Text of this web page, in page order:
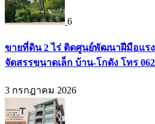
6
ขายที่ดิน 2 ไร่ ติดศูนย์พัฒนาฝีมือแร
จัดสรรขนาดเล็ก บ้าน-โกดัง โทร
3 กรกฎาคม 2026